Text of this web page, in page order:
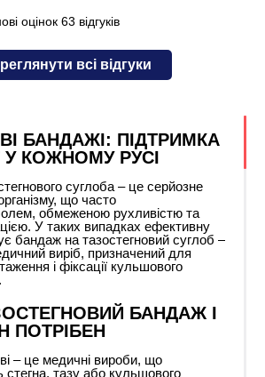
БАНДАЖІ: ПІДТРИМКА
КОЖНОМУ РУСІ
суглоба – це серйозне
що часто
обмеженою рухливістю та
У таких випадках ефективну
бандаж на тазостегновий суглоб –
виріб, призначений для
і фіксації кульшового
БАНДАЖ І
ПОТРІБЕН
– це медичні вироби, що
тазу або кульшового
оцінок 63 відгуків
всі відгуки